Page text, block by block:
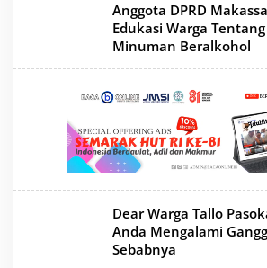
Anggota DPRD
Edukasi Warga
Minuman Beralkohol
Dear Warga Tallo
Anda Mengalami
Sebabnya